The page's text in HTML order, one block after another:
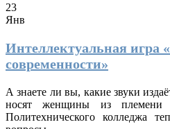
23
Янв
Интеллектуальная игра
современности»
А знаете ли вы, какие звуки
носят женщины из
Политехнического колледжа